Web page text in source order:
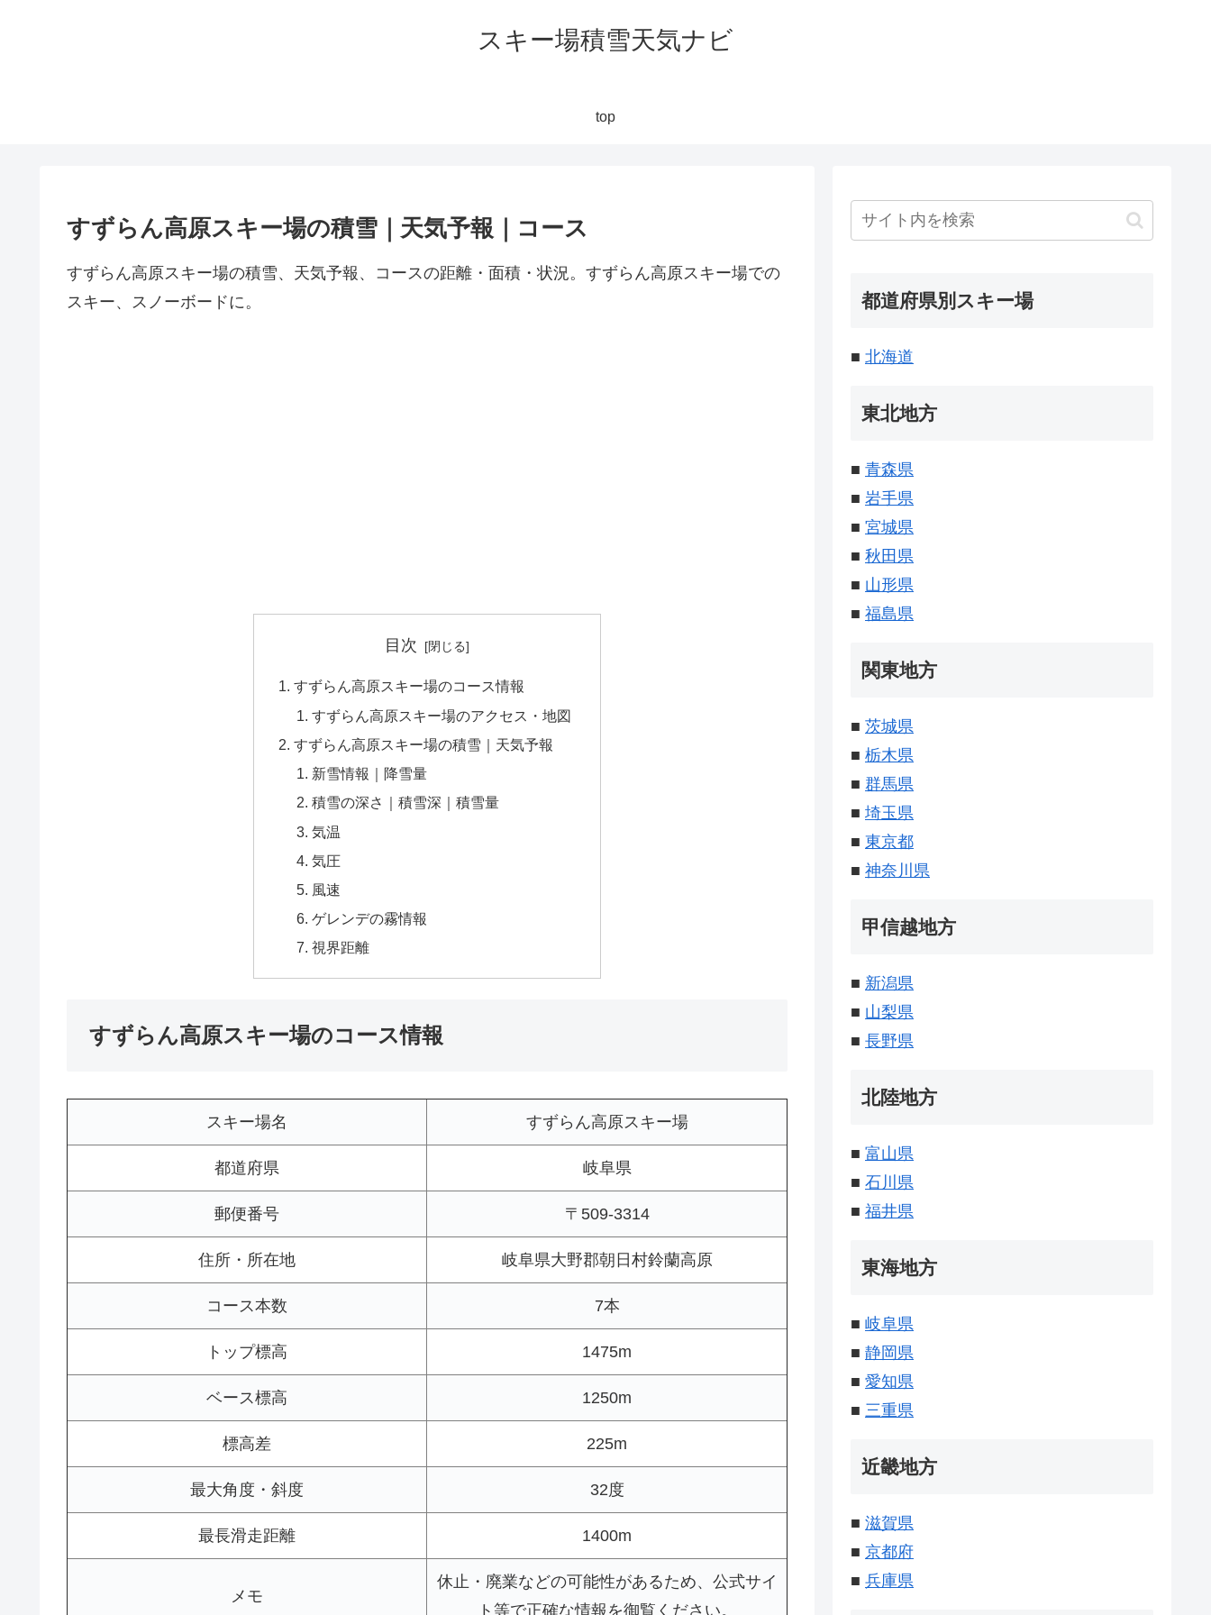
スキー場積雪天気ナビ
top
すずらん高原スキー場の積雪｜天気予報｜コース
すずらん高原スキー場の積雪、天気予報、コースの距離・面積・状況。すずらん高原スキー場での
スキー、スノーボードに。
目次
すずらん高原スキー場のコース情報
すずらん高原スキー場のアクセス・地図
すずらん高原スキー場の積雪｜天気予報
新雪情報｜降雪量
積雪の深さ｜積雪深｜積雪量
気温
気圧
風速
ゲレンデの霧情報
視界距離
すずらん高原スキー場のコース情報
スキー場名 すずらん高原スキー場
都道府県 岐阜県
郵便番号 〒509-3314
住所・所在地 岐阜県大野郡朝日村鈴蘭高原
コース本数 7本
トップ標高 1475m
ベース標高 1250m
標高差 225m
最大角度・斜度 32度
最長滑走距離 1400m
メモ
休止・廃業などの可能性があるため、公式サイ
ト等で正確な情報を御覧ください。
都道府県別スキー場
■ 北海道
東北地方
■ 青森県
■ 岩手県
■ 宮城県
■ 秋田県
■ 山形県
■ 福島県
関東地方
■ 茨城県
■ 栃木県
■ 群馬県
■ 埼玉県
■ 東京都
■ 神奈川県
甲信越地方
■ 新潟県
■ 山梨県
■ 長野県
北陸地方
■ 富山県
■ 石川県
■ 福井県
東海地方
■ 岐阜県
■ 静岡県
■ 愛知県
■ 三重県
近畿地方
■ 滋賀県
■ 京都府
■ 兵庫県